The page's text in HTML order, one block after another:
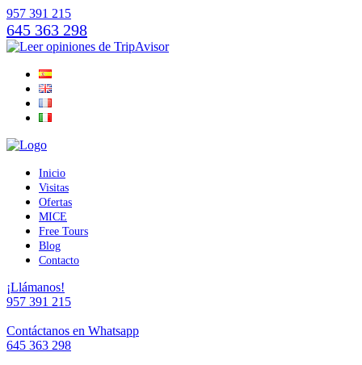
957 391 215
645 363 298
Inicio
Visitas
Ofertas
MICE
Free Tours
Blog
Contacto
¡Llámanos!
957 391 215
Contáctanos en Whatsapp
645 363 298